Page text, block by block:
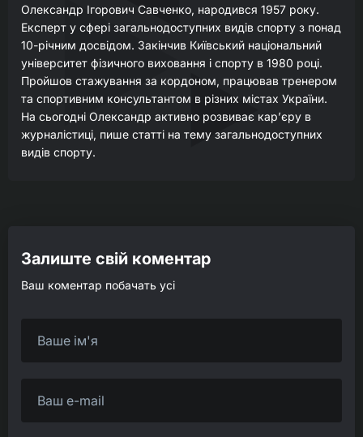
Олександр Ігорович Савченко, народився 1957 року.
Експерт у сфері загальнодоступних видів спорту з понад
10-річним досвідом. Закінчив Київський національний
університет фізичного виховання і спорту в 1980 році.
Пройшов стажування за кордоном, працював тренером
та спортивним консультантом в різних містах України.
На сьогодні Олександр активно розвиває кар’єру в
журналістиці, пише статті на тему загальнодоступних
видів спорту.
Залиште свій коментар
Ваш коментар побачать усі